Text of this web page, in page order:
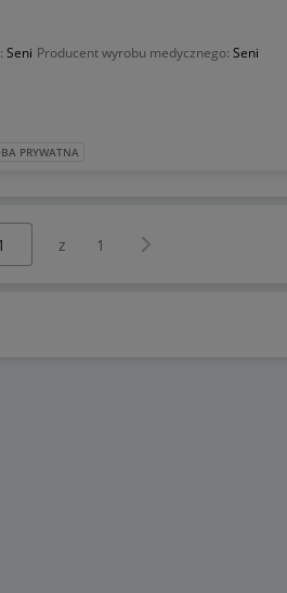
Seni Producent wyrobu medycznego: Seni
PRYWATNA
z 1 Następna strona